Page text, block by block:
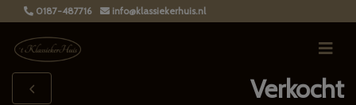
0187-487716 info@klassiekerhuis.nl
Verkocht